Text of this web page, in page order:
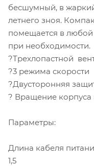
бесшумный, в
летнего зноя.
помещается в любой
при необходимости.
?Трехлопастной
?3 режима скорости
?Двусторонняя
? Вращение корпуса
Параметры:
Длина кабеля
1,5